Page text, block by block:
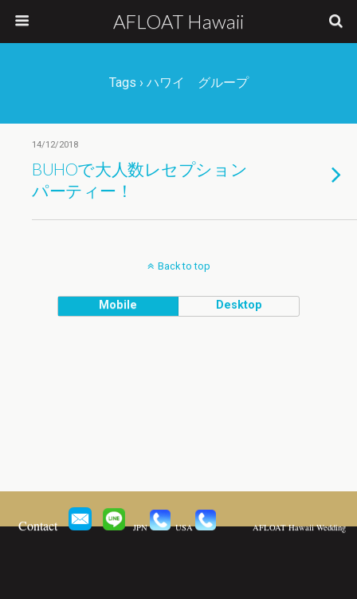
AFLOAT Hawaii
Tags › ハワイ グループ
14/12/2018
BUHOで大人数レセプション
パーティー！
Back to top
Mobile Desktop
Contact JPN USA AFLOAT Hawaii